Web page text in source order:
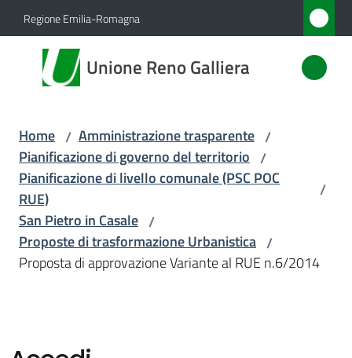
Vai al contenuto
Vai alla navigazione
Vai al footer
Regione Emilia-Romagna
Unione Reno Galliera
Unione
Reno
Amministrazione
Menu selezionato
Novità
Servizi
Home / Amministrazione trasparente /
Pianificazione di governo del territorio /
Pianificazione di livello comunale (PSC POC
RUE)
/
San Pietro in Casale /
Proposte di trasformazione Urbanistica /
Proposta di approvazione Variante al RUE n.6/2014